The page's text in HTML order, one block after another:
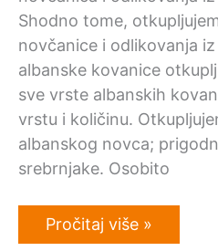
Shodno tome,
novčanice i odlikovanja
albanske kovanice
sve vrste albanskih
vrstu i količinu.
albanskog novca;
srebrnjake. Osobito
Otkup
albanskih
Pročitaj više »